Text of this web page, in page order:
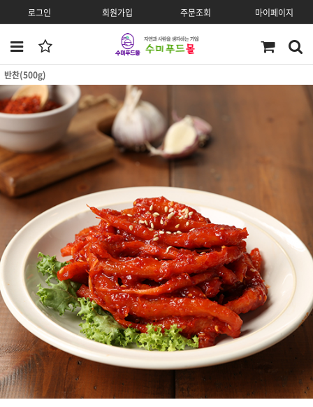
로그인 회원가입 주문조회 마이페이지
반찬(500g)